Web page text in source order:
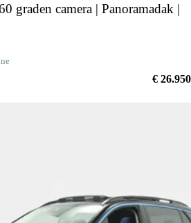
graden camera | Panoramadak |
€ 26.950